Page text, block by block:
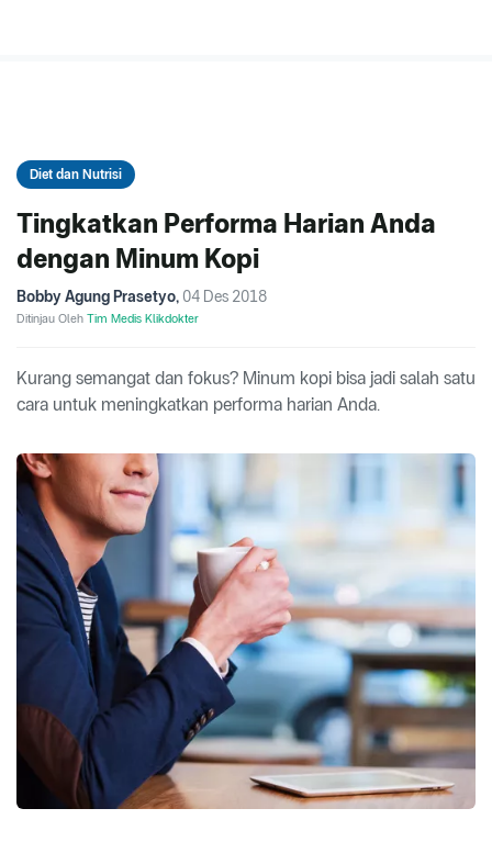
Diet dan Nutrisi
Tingkatkan Performa Harian Anda
dengan Minum Kopi
Bobby Agung Prasetyo, 04 Des 2018
Ditinjau Oleh Tim Medis Klikdokter
Kurang semangat dan fokus? Minum kopi bisa jadi salah satu
cara untuk meningkatkan performa harian Anda.